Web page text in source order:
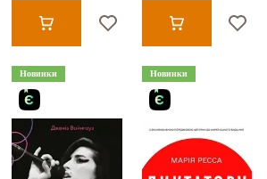
Новинки Новинки